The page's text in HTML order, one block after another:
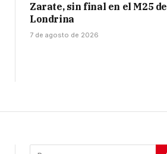
Zarate, sin final en el M25 de
Londrina
7 de agosto de 2026